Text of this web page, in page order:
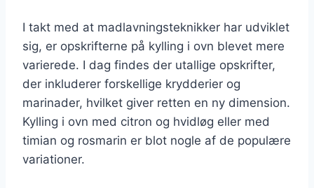
I takt med at madlavningsteknikker har udviklet
sig, er opskrifterne på kylling i ovn blevet mere
varierede. I dag findes der utallige opskrifter,
der inkluderer forskellige krydderier og
marinader, hvilket giver retten en ny dimension.
Kylling i ovn med citron og hvidløg eller med
timian og rosmarin er blot nogle af de populære
variationer.